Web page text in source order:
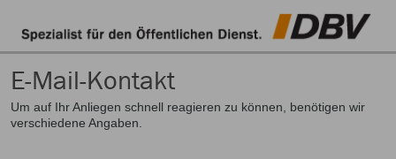
E-Mail-Kontakt
Um auf Ihr Anliegen schnell reagieren zu können, benötigen wir
verschiedene Angaben.